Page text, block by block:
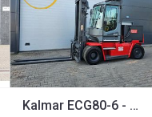
Kalmar ECG80-6 - Drehsitz